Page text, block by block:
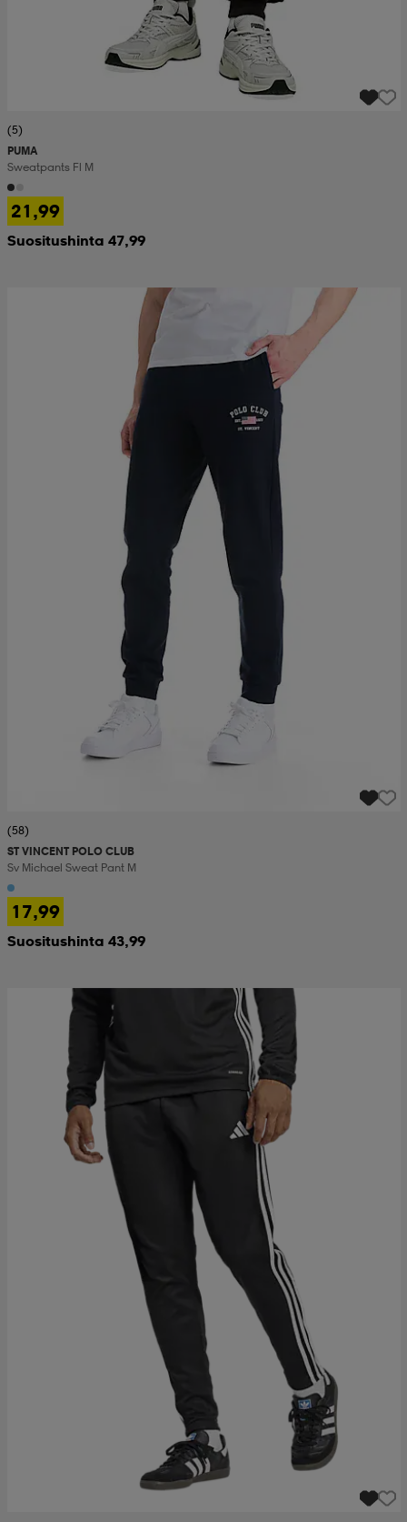
(5)
PUMA
Sweatpants Fl M
21,99
Suositushinta 47,99
(58)
ST VINCENT POLO CLUB
Sv Michael Sweat Pant M
17,99
Suositushinta 43,99